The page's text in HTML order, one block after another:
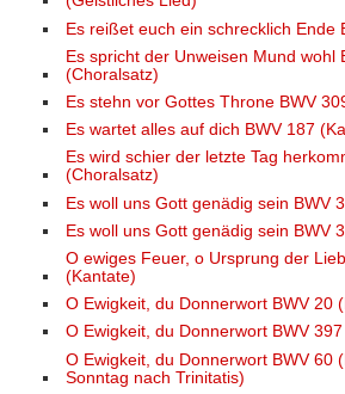
Es reißet euch ein schrecklich Ende
Es spricht der Unweisen Mund wohl
(Choralsatz)
Es stehn vor Gottes Throne BWV
Es wartet alles auf dich BWV 187
Es wird schier der letzte Tag
(Choralsatz)
Es woll uns Gott genädig sein BWV
Es woll uns Gott genädig sein BWV
O ewiges Feuer, o Ursprung der
(Kantate)
O Ewigkeit, du Donnerwort BWV 20
O Ewigkeit, du Donnerwort BWV
O Ewigkeit, du Donnerwort BWV 60
Sonntag nach Trinitatis)